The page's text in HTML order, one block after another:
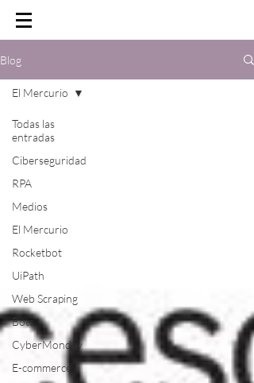
Blog
Todas las
entradas
Ciberseguridad
RPA
Medios
El Mercurio
Rocketbot
UiPath
Web Scraping
Bots
CyberMonday
E-commerce
El Mercurio